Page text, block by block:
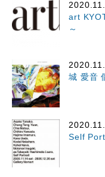
art
～
城 愛音
Self